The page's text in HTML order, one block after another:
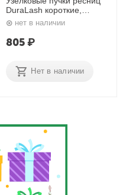
DuraLash короткие,
чёрные Ardell
нет в наличии
805₽
Нет в наличии